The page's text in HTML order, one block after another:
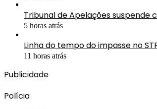
Tribunal de Apelações suspende
5 horas atrás
Linha do tempo do impasse no
11 horas atrás
Publicidade
Polícia